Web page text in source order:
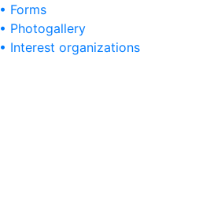
• Forms
• Photogallery
• Interest organizations